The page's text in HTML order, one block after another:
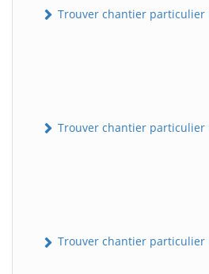
Trouver chantier particulier
Trouver chantier particulier
Trouver chantier particulier